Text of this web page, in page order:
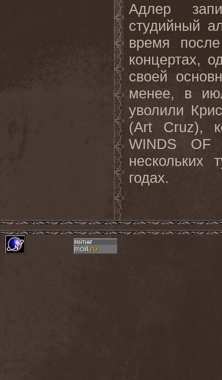
Адлер
студийный
время
концертах,
своей
менее, в
уволили
(Art Cruz),
WINDS
нескольких
годах.